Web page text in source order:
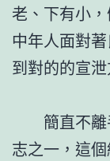
老、下有小
中年人面對
到對的的宣泄
簡直不離
志之一，這